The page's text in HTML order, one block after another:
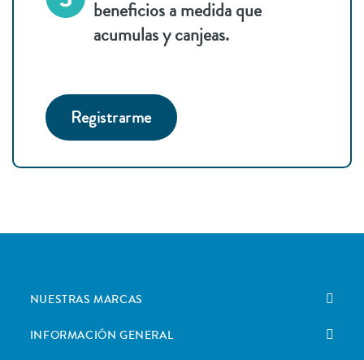
beneficios a medida que
acumulas y canjeas.
Registrarme
NUESTRAS MARCAS
INFORMACIÓN GENERAL